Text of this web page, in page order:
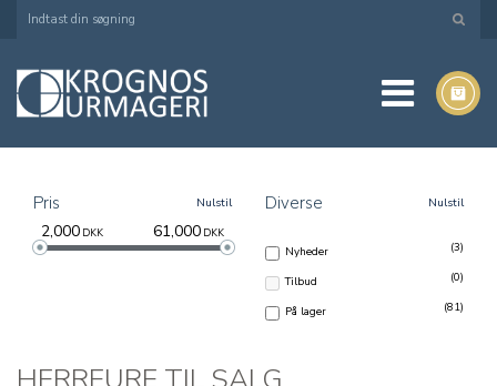
Pris Nulstil
2,000 DKK 61,000 DKK
Diverse Nulstil
Nyheder (3)
Tilbud (0)
På lager (81)